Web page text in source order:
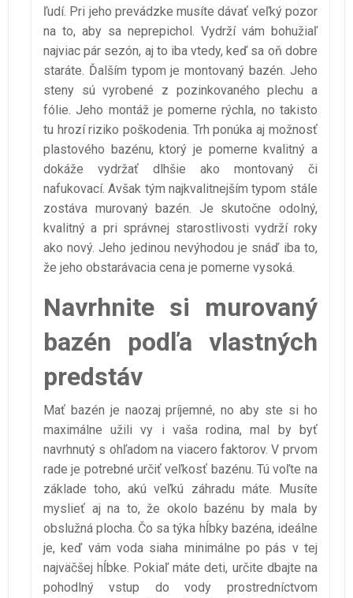
ľudí. Pri jeho prevádzke musíte dávať veľký pozor
na to, aby sa neprepichol. Vydrží vám bohužiaľ
najviac pár sezón, aj to iba vtedy, keď sa oň dobre
staráte. Ďalším typom je montovaný bazén. Jeho
steny sú vyrobené z pozinkovaného plechu a
fólie. Jeho montáž je pomerne rýchla, no takisto
tu hrozí riziko poškodenia. Trh ponúka aj možnosť
plastového bazénu, ktorý je pomerne kvalitný a
dokáže vydržať dlhšie ako montovaný či
nafukovací. Avšak tým najkvalitnejším typom stále
zostáva murovaný bazén. Je skutočne odolný,
kvalitný a pri správnej starostlivosti vydrží roky
ako nový. Jeho jedinou nevýhodou je snáď iba to,
že jeho obstarávacia cena je pomerne vysoká.
Navrhnite si murovaný
bazén podľa vlastných
predstáv
Mať bazén je naozaj príjemné, no aby ste si ho
maximálne užili vy i vaša rodina, mal by byť
navrhnutý s ohľadom na viacero faktorov. V prvom
rade je potrebné určiť veľkosť bazénu. Tú voľte na
základe toho, akú veľkú záhradu máte. Musíte
myslieť aj na to, že okolo bazénu by mala by
obslužná plocha. Čo sa týka hĺbky bazéna, ideálne
je, keď vám voda siaha minimálne po pás v tej
najväčšej hĺbke. Pokiaľ máte deti, určite dbajte na
pohodlný vstup do vody prostredníctvom